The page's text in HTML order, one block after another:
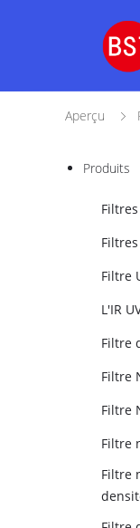
Aperçu
Produits
Filtre
L'IR
Filtre
Filtre
Filtre
Filtre
Filtre